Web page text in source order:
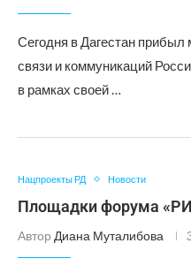
Сегодня в Дагестан прибыл
связи и коммуникаций
в рамках своей …
Нацпроекты РД Новости
Площадки форума
Автор Диана Муталибова